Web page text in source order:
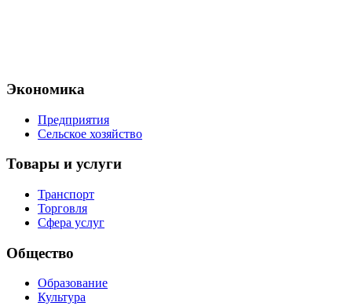
Экономика
Предприятия
Сельское хозяйство
Товары и услуги
Транспорт
Торговля
Сфера услуг
Общество
Образование
Культура